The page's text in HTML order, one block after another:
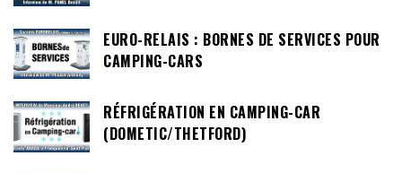
EURO-RELAIS : BORNES DE SERVICES POUR
CAMPING-CARS
RÉFRIGÉRATION EN CAMPING-CAR
(DOMETIC/THETFORD)